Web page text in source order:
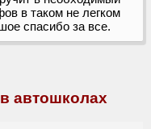
в таком не легком
спасибо за все.
автошколах